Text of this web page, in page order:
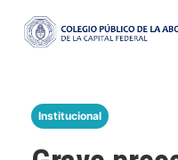
Institucional